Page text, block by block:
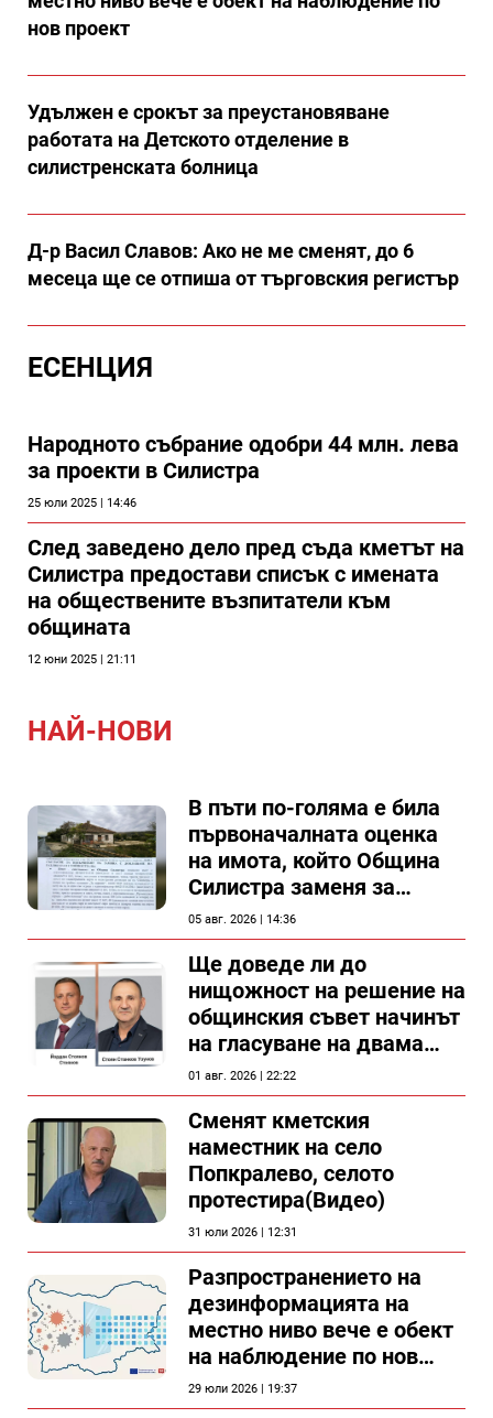
нов проект
Удължен е срокът за преустановяване
работата на Детското отделение в
силистренската болница
Д-р Васил Славов: Ако не ме сменят, до 6
месеца ще се отпиша от търговския регистър
ЕСЕНЦИЯ
Народното събрание одобри 44 млн. лева
за проекти в Силистра
25 юли 2025 | 14:46
След заведено дело пред съда кметът на
Силистра предостави списък с имената
на обществените възпитатели към
общината
12 юни 2025 | 21:11
НАЙ-НОВИ
В пъти по-голяма е била
първоначалната оценка
на имота, който Община
Силистра заменя за
спирка, показват
документи
05 авг. 2026 | 14:36
Ще доведе ли до
нищожност на решение на
общинския съвет начинът
на гласуване на двама
съветници в Силистра?
01 авг. 2026 | 22:22
Сменят кметския
наместник на село
Попкралево, селото
протестира(Видео)
31 юли 2026 | 12:31
Разпространението на
дезинформацията на
местно ниво вече е обект
на наблюдение по нов
проект
29 юли 2026 | 19:37